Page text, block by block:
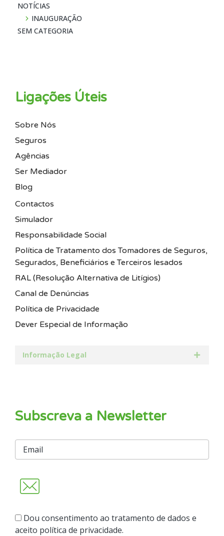
NOTÍ­CIAS
INAUGURAÇÃO
SEM CATEGORIA
Ligações Úteis
Sobre Nós
Seguros
Agências
Ser Mediador
Blog
Contactos
Simulador
Responsabilidade Social
Política de Tratamento dos Tomadores de Seguros,
Segurados, Beneficiários e Terceiros lesados
RAL (Resolução Alternativa de Litígios)
Canal de Denúncias
Política de Privacidade
Dever Especial de Informação
Informação Legal
Subscreva a Newsletter
Dou consentimento ao tratamento de dados e
aceito política de privacidade.